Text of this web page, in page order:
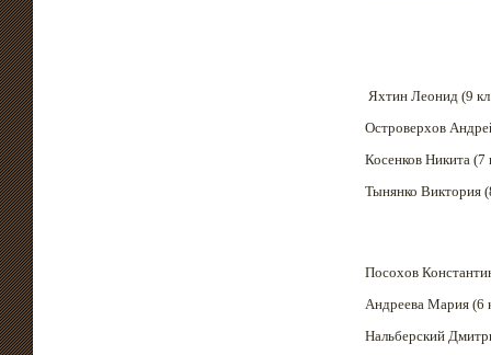
Яхтин Леонид (9
Островерхов
Косенков Никита (7
Тынянко Виктория
Посохов
Андреева Мария (6
Нальберский